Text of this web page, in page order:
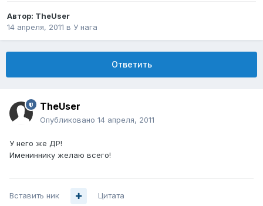
Автор: TheUser
14 апреля, 2011 в У нага
Ответить
TheUser
Опубликовано 14 апреля, 2011
У него же ДР!
Имениннику желаю всего!
Вставить ник Цитата